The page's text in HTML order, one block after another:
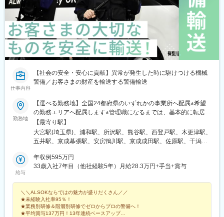
仕事内容
【社会の安全・安心に貢献】異常が発生した時に駆けつける機械
警備／お客さまの財産を輸送する警備輸送
勤務地
【選べる勤務地】全国24都府県のいずれかの事業所へ配属※希望
の勤務エリアへ配属します※管理職になるまでは、基本的に転居を
伴う転勤はありません。※3～5年間、所属事務所に在籍のまま、
東京や大阪などで勤務できる“他所勤務”制度もあります。＜募集エ
リア＞東京都、埼玉県、千葉県、神奈川県、茨城県、宮城県、山
府、和歌山県、兵庫県、岡山県、香川県、徳島県、高知県、山口
県、福岡県、熊本県、大分県※現在採用強化中！！東京都、大阪
府、兵庫県、和歌山県、徳島県、大分県＜本社＞東京都港区元赤
坂1-6-6…東京メトロ銀座線・丸ノ内線「赤坂見附駅」より徒歩6
分…東京メトロ半蔵門線・有楽町線・南北線「永田町駅」より徒
歩8分＼＼他業種からの転職は約95％／／20～30代活躍中！物
【最寄り駅】
大宮駅(埼玉県)、浦和駅、所沢駅、熊谷駅、西登戸駅、木更津駅、
五井駅、京成幕張駅、安房鴨川駅、京成成田駅、佐原駅、干潟
(総武線)、浦安駅(千葉県)、柏駅、上本郷駅、湖北駅、柏の葉キャ
ンパス駅、東大宮駅、南柏駅、新高島駅、新横浜駅、京急川崎
駅、荒川区役所前駅、本郷三丁目駅、中野坂上駅、九段下駅、荻
窪駅、池袋駅、東武練馬駅、練馬駅、王子駅、大泉学園駅、赤羽
岩淵駅、東池袋駅、渋谷駅、学芸大学駅、用賀駅、経堂駅、成城
給与
年収例595万円
33歳入社7年目（他社経験5年）月給28.3万円+手当+賞与
＼＼ALSOKならではの魅力が盛りだくさん／／
★未経験入社率95％！
★業務別研修＆階層別研修でゼロからプロの警備へ！
★平均賞与137万円！13年連続ベースアップ